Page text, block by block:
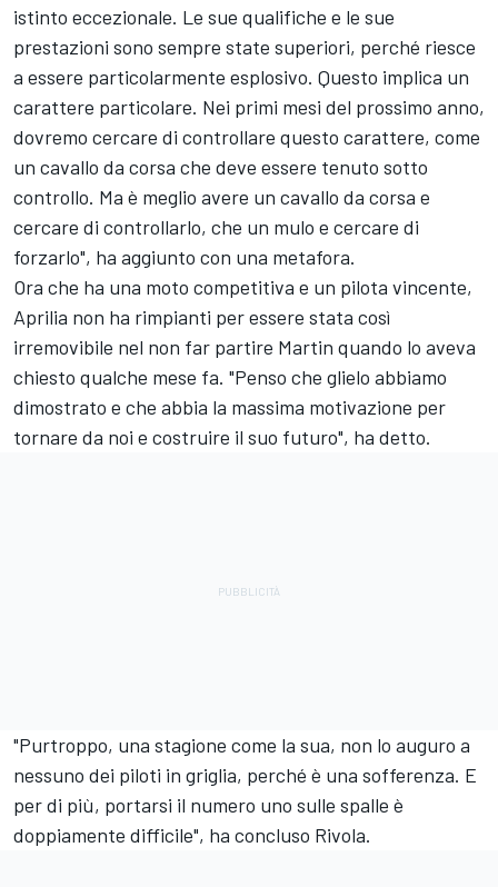
istinto eccezionale. Le sue qualifiche e le sue
prestazioni sono sempre state superiori, perché riesce
a essere particolarmente esplosivo. Questo implica un
carattere particolare. Nei primi mesi del prossimo anno,
dovremo cercare di controllare questo carattere, come
un cavallo da corsa che deve essere tenuto sotto
controllo. Ma è meglio avere un cavallo da corsa e
cercare di controllarlo, che un mulo e cercare di
forzarlo", ha aggiunto con una metafora.
Ora che ha una moto competitiva e un pilota vincente,
Aprilia non ha rimpianti per essere stata così
irremovibile nel non far partire Martin quando lo aveva
chiesto qualche mese fa. "Penso che glielo abbiamo
dimostrato e che abbia la massima motivazione per
tornare da noi e costruire il suo futuro", ha detto.
"Purtroppo, una stagione come la sua, non lo auguro a
nessuno dei piloti in griglia, perché è una sofferenza. E
per di più, portarsi il numero uno sulle spalle è
doppiamente difficile", ha concluso Rivola.